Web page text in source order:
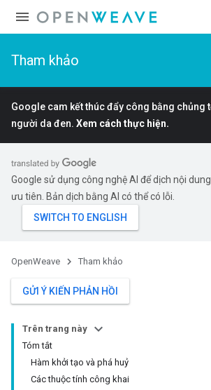
Tham khảo
Google cam kết thúc đẩy công bằng chủng
người da đen. Xem cách thực hiện.
Google sử dụng công nghệ AI để dịch nội
ưu tiên. Bản dịch bằng AI có thể có lỗi.
OpenWeave Tham khảo
GỬI Ý KIẾN PHẢN HỒI
Trên trang này
Tóm tắt
Hàm khởi tạo và phá huỷ
Các thuộc tính công khai